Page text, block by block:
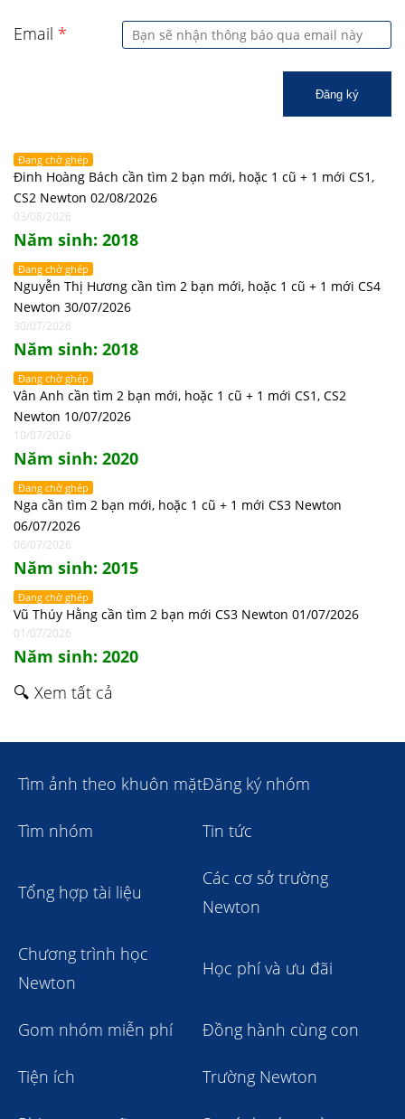
Email *
Đăng ký
Đang chờ ghép
Đinh Hoàng Bách cần tìm 2 bạn mới, hoặc 1 cũ + 1 mới CS1,
CS2 Newton 02/08/2026
03/08/2026
Năm sinh: 2018
Đang chờ ghép
Nguyễn Thị Hương cần tìm 2 bạn mới, hoặc 1 cũ + 1 mới CS4
Newton 30/07/2026
30/07/2026
Năm sinh: 2018
Đang chờ ghép
Vân Anh cần tìm 2 bạn mới, hoặc 1 cũ + 1 mới CS1, CS2
Newton 10/07/2026
10/07/2026
Năm sinh: 2020
Đang chờ ghép
Nga cần tìm 2 bạn mới, hoặc 1 cũ + 1 mới CS3 Newton
06/07/2026
06/07/2026
Năm sinh: 2015
Đang chờ ghép
Vũ Thúy Hằng cần tìm 2 bạn mới CS3 Newton 01/07/2026
01/07/2026
Năm sinh: 2020
🔍 Xem tất cả
Tìm ảnh theo khuôn mặtĐăng ký nhóm
Tìm nhóm Tin tức
Tổng hợp tài liệu
Các cơ sở trường
Newton
Chương trình học
Newton
Học phí và ưu đãi
Gom nhóm miễn phí Đồng hành cùng con
Tiện ích Trường Newton